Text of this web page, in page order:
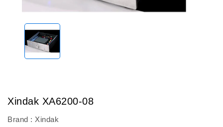
Xindak XA6200-08
Brand : Xindak